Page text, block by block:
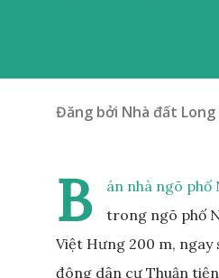
Đăng bởi Nhà đất Long
B
án nhà ngõ phố
trong ngõ phố
Việt Hưng 200 m, ngay
đông dân cư Thuận